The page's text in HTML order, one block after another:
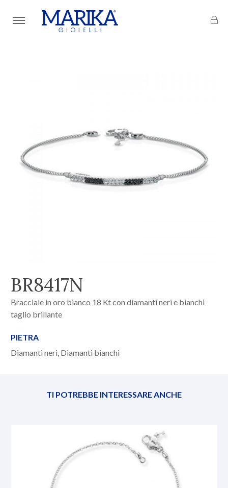
BR8417N
Bracciale in oro bianco 18 Kt con diamanti neri e bianchi
taglio brillante
PIETRA
Diamanti neri, Diamanti bianchi
TI POTREBBE INTERESSARE ANCHE